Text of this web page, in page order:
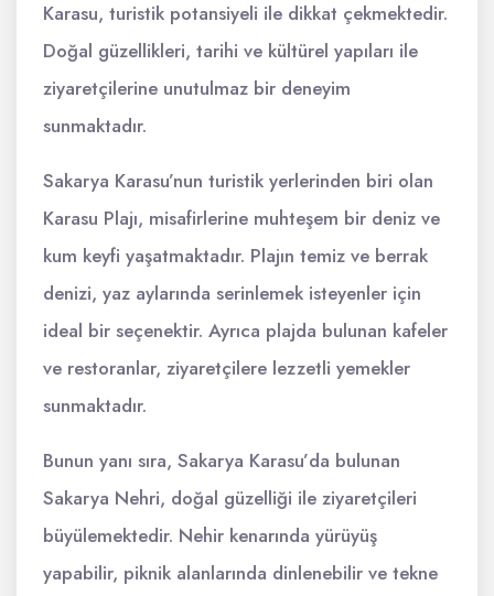
Karasu, turistik potansiyeli ile dikkat çekmektedir.
Doğal güzellikleri, tarihi ve kültürel yapıları ile
ziyaretçilerine unutulmaz bir deneyim
sunmaktadır.
Sakarya Karasu’nun turistik yerlerinden biri olan
Karasu Plajı, misafirlerine muhteşem bir deniz ve
kum keyfi yaşatmaktadır. Plajın temiz ve berrak
denizi, yaz aylarında serinlemek isteyenler için
ideal bir seçenektir. Ayrıca plajda bulunan kafeler
ve restoranlar, ziyaretçilere lezzetli yemekler
sunmaktadır.
Bunun yanı sıra, Sakarya Karasu’da bulunan
Sakarya Nehri, doğal güzelliği ile ziyaretçileri
büyülemektedir. Nehir kenarında yürüyüş
yapabilir, piknik alanlarında dinlenebilir ve tekne